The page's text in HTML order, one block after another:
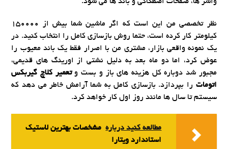
واشر ها، صفحات اصطکاکی و باند ها می شود.
نظر تخصصی من این است که اگر ماشین شما بیش از 150000
کیلومتر کار کرده است، حتما روش بازسازی کامل را انتخاب کنید. در
یک نمونه واقعی بازار، مشتری من با اصرار فقط یک باند معیوب را
عوض کرد، اما دو ماه بعد به دلیل نشتی از اورینگ های قدیمی،
مجبور شد دوباره کل هزینه های باز و بست وتعمیر کلاچ گیربکس
اتومات را بپردازد. بازسازی کامل به شما آرامش خاطر می دهد که
سیستم تا سال ها مانند روز اول کار خواهد کرد.
مطالعه کنید درباره‌ مشخصات بهترین لاستیک
استاندارد ویتارا